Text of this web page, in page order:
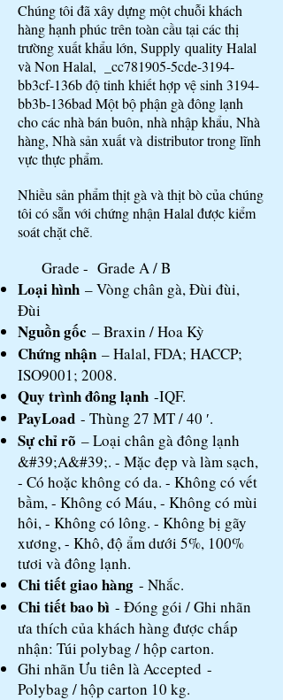
Chúng tôi đã xây dựng một chuỗi khách
hàng hạnh phúc trên toàn cầu tại các thị
trường xuất khẩu lớn, Supply quality Halal
và Non Halal, _cc781905-5cde-3194-
bb3cf-136b độ tinh khiết hợp vệ sinh 3194-
bb3b-136bad Một bộ phận gà đông lạnh
cho các nhà bán buôn, nhà nhập khẩu, Nhà
hàng, Nhà sản xuất và distributor trong lĩnh
vực thực phẩm.
Nhiều sản phẩm thịt gà và thịt bò của chúng
tôi có sẵn với chứng nhận Halal được kiểm
soát chặt chẽ.
Grade - Grade A / B​
Loại hình – Vòng chân gà, Đùi đùi,
Đùi
Nguồn gốc – Braxin / Hoa Kỳ
Chứng nhận – Halal, FDA; HACCP;
ISO9001; 2008.
Quy trình đông lạnh -IQF.
PayLoad - Thùng 27 MT / 40 ′.
Sự chỉ rõ – Loại chân gà đông lạnh
&#39;A&#39;. - Mặc đẹp và làm sạch,
- Có hoặc không có da. - Không có vết
bầm, - Không có Máu, - Không có mùi
hôi, - Không có lông. - Không bị gãy
xương, - Khô, độ ẩm dưới 5%, 100%
tươi và đông lạnh.
Chi tiết giao hàng - Nhắc.
Chi tiết bao bì - Đóng gói / Ghi nhãn
ưa thích của khách hàng được chấp
nhận: Túi polybag / hộp carton.
Ghi nhãn Ưu tiên là Accepted -
Polybag / hộp carton 10 kg.